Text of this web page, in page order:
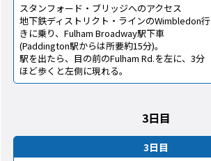
スタンフォード・ブリッジへのアクセス
地下鉄ディストリクト・ラインのWimbledon行
きに乗り、Fulham Broadway駅下車
(Paddington駅からは所要約15分)。
駅を出たら、目の前のFulham Rd.を左に、3分
ほど歩くと左側に現れる。
3日目
3日目